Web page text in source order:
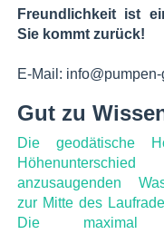
Freundlichkeit ist
Sie kommt zurück!
E-Mail:
Gut zu
Die geodätische
anzusaugenden
zur Mitte des
Die maximal